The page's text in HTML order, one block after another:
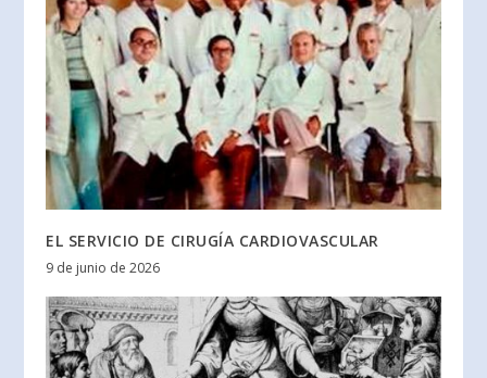
EL SERVICIO DE CIRUGÍA CARDIOVASCULAR
9 de junio de 2026